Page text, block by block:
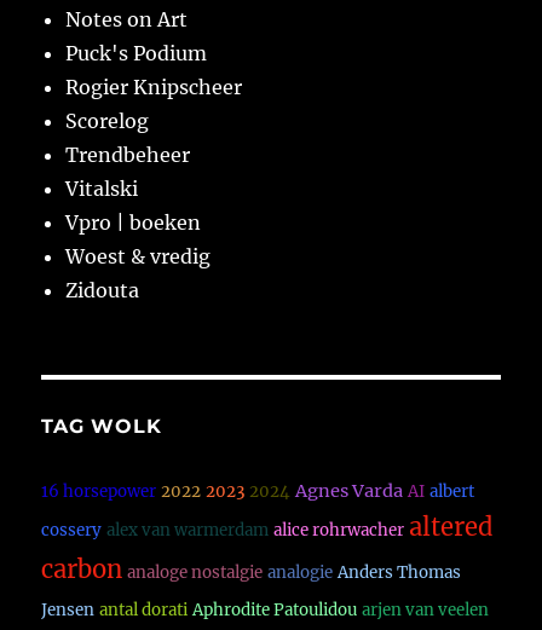
Notes on Art
Puck's Podium
Rogier Knipscheer
Scorelog
Trendbeheer
Vitalski
Vpro | boeken
Woest & vredig
Zidouta
TAG WOLK
16 horsepower 2022 2023 2024 Agnes Varda AI albert
cossery alex van warmerdam alice rohrwacher altered
carbon analoge nostalgie analogie Anders Thomas
Jensen antal dorati Aphrodite Patoulidou arjen van veelen